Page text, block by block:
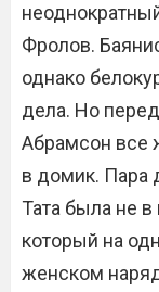
Фролов.
однако
дела. Но
Абрамсон все
в домик. Пара
Тата была не
который на
женском